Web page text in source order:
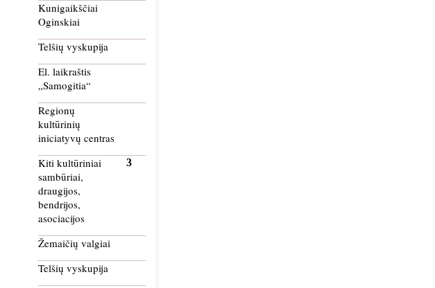
Kunigaikščiai
Oginskiai
Telšių vyskupija
El. laikraštis
„Samogitia“
Regionų
kultūrinių
iniciatyvų centras
Kiti kultūriniai
sambūriai,
draugijos,
bendrijos,
asociacijos
Žemaičių valgiai
Telšių vyskupija